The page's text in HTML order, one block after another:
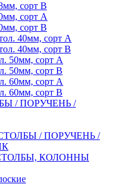
сорт В
сорт А
сорт В
40мм, сорт А
40мм, сорт В
50мм, сорт А
50мм, сорт В
60мм, сорт А
60мм, сорт В
/ ПОРУЧЕНЬ /
/ ПОРУЧЕНЬ /
КОЛОННЫ